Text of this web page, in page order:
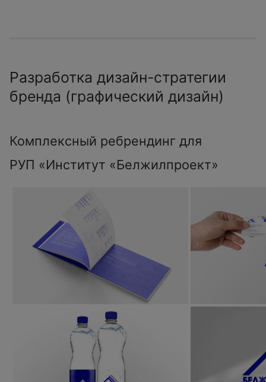
Разработка дизайн-стратегии
бренда (графический дизайн)
Комплексный ребрендинг для
РУП «Институт «Белжилпроект»